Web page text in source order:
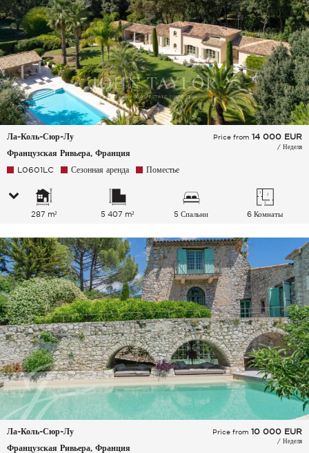
Ла-Коль-Сюр-Лу
Французская Ривьера, Франция
Price from 14 000 EUR
/ Неделя
L0601LC Сезонная аренда Поместье
287 m² 5 407 m² 5 Спальни 6 Комнаты
Ла-Коль-Сюр-Лу
Французская Ривьера, Франция
Price from 10 000 EUR
/ Неделя